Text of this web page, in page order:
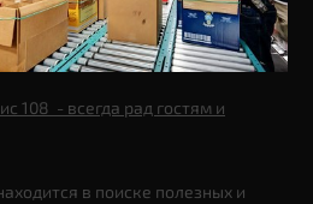
108 - всегда рад гостям и
в поиске полезных и